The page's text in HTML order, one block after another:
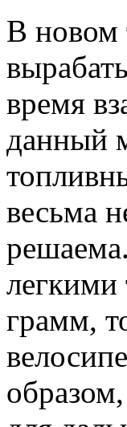
В новом
время
данный
весьма
легкими
грамм,